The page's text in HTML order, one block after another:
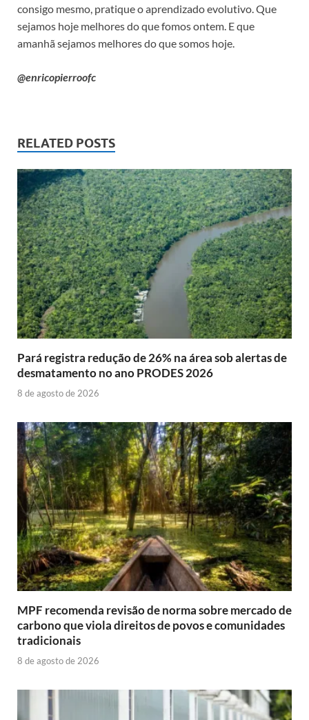
consigo mesmo, pratique o aprendizado evolutivo. Que
sejamos hoje melhores do que fomos ontem. E que
amanhã sejamos melhores do que somos hoje.
@enricopierroofc
RELATED POSTS
Pará registra redução de 26% na área sob alertas de
desmatamento no ano PRODES 2026
8 de agosto de 2026
MPF recomenda revisão de norma sobre mercado de
carbono que viola direitos de povos e comunidades
tradicionais
8 de agosto de 2026